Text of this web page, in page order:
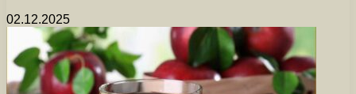
02.12.2025